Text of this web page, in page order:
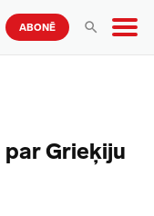
ABONĒ
Grieķiju